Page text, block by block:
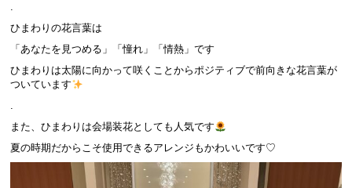
.
ひまわりの花言葉は
「あなたを見つめる」「憧れ」「情熱」です
ひまわりは太陽に向かって咲くことからポジティブで前向きな花言葉が
ついています
.
また、ひまわりは会場装花としても人気です
夏の時期だからこそ使用できるアレンジもかわいいです♡